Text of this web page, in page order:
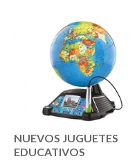
NUEVOS JUGUETES
EDUCATIVOS